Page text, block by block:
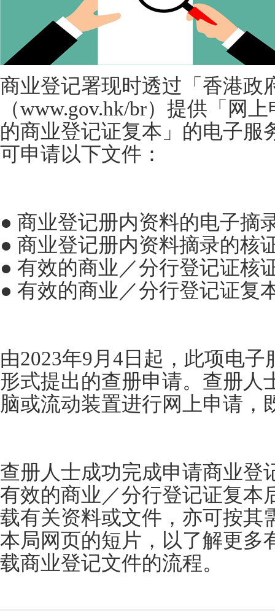
商业登记署现时透过「香港政
（www.gov.hk/br）提供「网
的商业登记证复本」的电子服
可申请以下文件：
● 商业登记册内资料的电子摘
● 商业登记册内资料摘录的核
● 有效的商业／分行登记证核
● 有效的商业／分行登记证复
由2023年9月4日起，此项电
形式提出的查册申请。查册人
脑或流动装置进行网上申请，
查册人士成功完成申请商业登
有效的商业／分行登记证复本
载有关资料或文件，亦可按其
本局网页的短片，以了解更多
载商业登记文件的流程。